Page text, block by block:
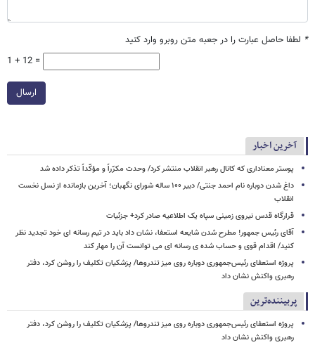
* لطفا حاصل عبارت را در جعبه متن روبرو وارد کنید
1 + 12 =
ارسال
آخرین اخبار
پوستر معناداری که کانال رهبر انقلاب منتشر کرد/ وحدت مکرّراً و مؤکّداً تذکر داده شد
داغ شدن دوباره نام احمد جنتی/ دبیر ۱۰۰ ساله شورای نگهبان؛ آخرین بازمانده از نسل نخست
انقلاب
قرارگاه قدس نیروی زمینی سپاه یک اطلاعیه صادر کرد+ جزئیات
آقای رئیس جمهور! مطرح شدن شایعه استعفا، نشان داد باید در تیم رسانه ای خود تجدید نظر
کنید/ اقدام قوی و حساب شده ی رسانه ای می توانست آن را مهار کند
پروژه استعفای رئیس‌جمهوری دوباره روی میز تندروها/ پزشکیان تکلیف را روشن کرد، دفتر
رهبری واکنش نشان داد
پربیننده‌ترین
پروژه استعفای رئیس‌جمهوری دوباره روی میز تندروها/ پزشکیان تکلیف را روشن کرد، دفتر
رهبری واکنش نشان داد